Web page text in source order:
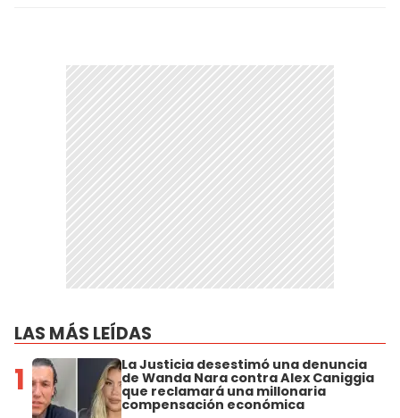
LAS MÁS LEÍDAS
1 La Justicia desestimó una denuncia
de Wanda Nara contra Alex Caniggia
que reclamará una millonaria
compensación económica